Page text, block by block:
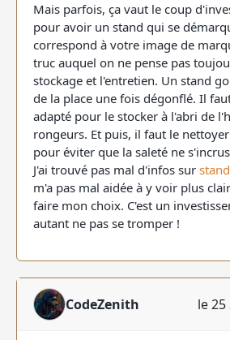
Mais parfois, ça vaut le coup
pour avoir un stand qui se
correspond à votre image de
truc auquel on ne pense pas
stockage et l'entretien. Un stand
de la place une fois dégonflé. Il
adapté pour le stocker à l'abri de
rongeurs. Et puis, il faut le
pour éviter que la saleté ne
J'ai trouvé pas mal d'infos sur
m'a pas mal aidée à y voir plus
faire mon choix. C'est un
autant ne pas se tromper !
CodeZenith le